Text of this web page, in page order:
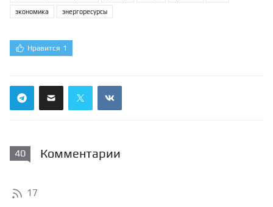
экономика энергоресурсы
Нравится 1
40 Комментарии
17